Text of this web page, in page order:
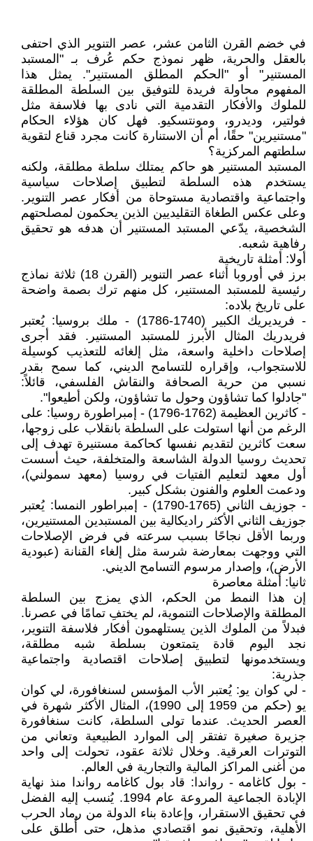
في خضم القرن الثامن عشر، عصر التنوير الذي احتفى
بالعقل والحرية، ظهر نموذج حكم عُرف بـ "المستبد
المستنير" أو "الحكم المطلق المستنير". يمثل هذا
المفهوم محاولة فريدة للتوفيق بين السلطة المطلقة
للملوك والأفكار التقدمية التي نادى بها فلاسفة مثل
فولتير، وديدرو، ومونتسكيو. فهل كان هؤلاء الحكام
"مستنيرين" حقًا، أم أن الاستنارة كانت مجرد قناع لتقوية
سلطتهم المركزية؟
المستبد المستنير هو حاكم يمتلك سلطة مطلقة، ولكنه
يستخدم هذه السلطة لتطبيق إصلاحات سياسية
واجتماعية واقتصادية مستوحاة من أفكار عصر التنوير.
وعلى عكس الطغاة التقليديين الذين يحكمون لمصلحتهم
الشخصية، يدّعي المستبد المستنير أن هدفه هو تحقيق
رفاهية شعبه.
أولا: أمثلة تاريخية
برز في أوروبا أثناء عصر التنوير (القرن 18) ثلاثة نماذج
رئيسية للمستبد المستنير، كل منهم ترك بصمة واضحة
على تاريخ بلاده:
- فريديريك الكبير (1740-1786) - ملك بروسيا: يُعتبر
فريدريك المثال الأبرز للمستبد المستنير. فقد أجرى
إصلاحات داخلية واسعة، مثل إلغائه للتعذيب كوسيلة
للاستجواب، وإقراره للتسامح الديني، كما سمح بقدر
نسبي من حرية الصحافة والنقاش الفلسفي، قائلاً:
"جادلوا كما تشاؤون وحول ما تشاؤون، ولكن أطيعوا".
- كاثرين العظيمة (1762-1796) - إمبراطورة روسيا: على
الرغم من أنها استولت على السلطة بانقلاب على زوجها،
سعت كاثرين لتقديم نفسها كحاكمة مستنيرة تهدف إلى
تحديث روسيا الدولة الشاسعة والمتخلفة، حيث أسست
أول معهد لتعليم الفتيات في روسيا (معهد سمولني)،
ودعمت العلوم والفنون بشكل كبير.
- جوزيف الثاني (1765-1790) - إمبراطور النمسا: يُعتبر
جوزيف الثاني الأكثر راديكالية بين المستبدين المستنيرين،
وربما الأقل نجاحًا بسبب سرعته في فرض الإصلاحات
التي ووجهت بمعارضة شرسة مثل إلغاء القنانة (عبودية
الأرض)، وإصدار مرسوم التسامح الديني.
ثانيا: أمثلة معاصرة
إن هذا النمط من الحكم، الذي يمزج بين السلطة
المطلقة والإصلاحات التنموية، لم يختفِ تمامًا في عصرنا.
فبدلاً من الملوك الذين يستلهمون أفكار فلاسفة التنوير،
نجد اليوم قادة يتمتعون بسلطة شبه مطلقة،
ويستخدمونها لتطبيق إصلاحات اقتصادية واجتماعية
جذرية:
- لي كوان يو: يُعتبر الأب المؤسس لسنغافورة، لي كوان
يو (حكم من 1959 إلى 1990)، المثال الأكثر شهرة في
العصر الحديث. عندما تولى السلطة، كانت سنغافورة
جزيرة صغيرة تفتقر إلى الموارد الطبيعية وتعاني من
التوترات العرقية. وخلال ثلاثة عقود، تحولت إلى واحد
من أغنى المراكز المالية والتجارية في العالم.
- بول كاغامه - رواندا: قاد بول كاغامه رواندا منذ نهاية
الإبادة الجماعية المروعة عام 1994. يُنسب إليه الفضل
في تحقيق الاستقرار، وإعادة بناء الدولة من رماد الحرب
الأهلية، وتحقيق نمو اقتصادي مذهل، حتى أُطلق على